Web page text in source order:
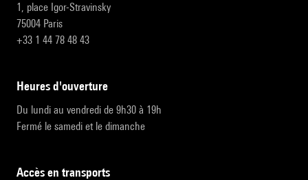
1, place Igor-Stravinsky
75004 Paris
+33 1 44 78 48 43
heures d'ouverture
Du lundi au vendredi de 9h30 à 19h
Fermé le samedi et le dimanche
accès en transports